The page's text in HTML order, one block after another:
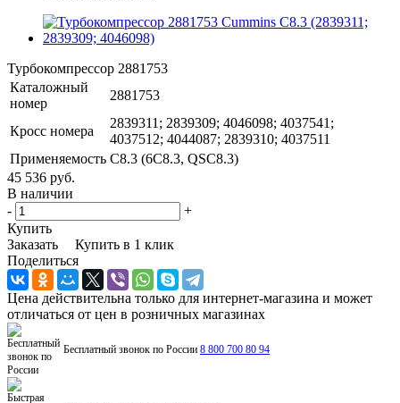
Турбокомпрессор 2881753
Каталожный
номер
2881753
Кросс номера
2839311; 2839309; 4046098; 4037541;
4037512; 4044087; 2839310; 4037511
Применяемость C8.3 (6C8.3, QSC8.3)
45 536 руб.
В наличии
-
+
Купить
Заказать
Купить в 1 клик
Поделиться
Цена действительна только для интернет-магазина и может
отличаться от цен в розничных магазинах
Бесплатный звонок по России 8 800 700 80 94